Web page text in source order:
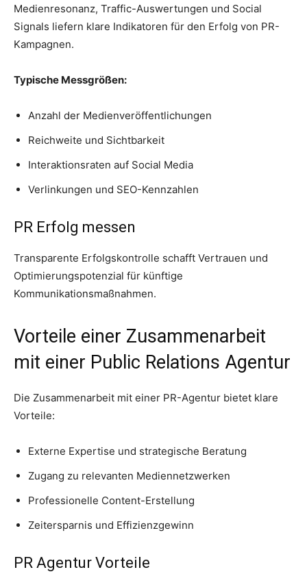
Medienresonanz, Traffic-Auswertungen und Social
Signals liefern klare Indikatoren für den Erfolg von PR-
Kampagnen.
Typische Messgrößen:
Anzahl der Medienveröffentlichungen
Reichweite und Sichtbarkeit
Interaktionsraten auf Social Media
Verlinkungen und SEO-Kennzahlen
PR Erfolg messen
Transparente Erfolgskontrolle schafft Vertrauen und
Optimierungspotenzial für künftige
Kommunikationsmaßnahmen.
Vorteile einer Zusammenarbeit
mit einer Public Relations Agentur
Die Zusammenarbeit mit einer PR-Agentur bietet klare
Vorteile:
Externe Expertise und strategische Beratung
Zugang zu relevanten Mediennetzwerken
Professionelle Content-Erstellung
Zeitersparnis und Effizienzgewinn
PR Agentur Vorteile